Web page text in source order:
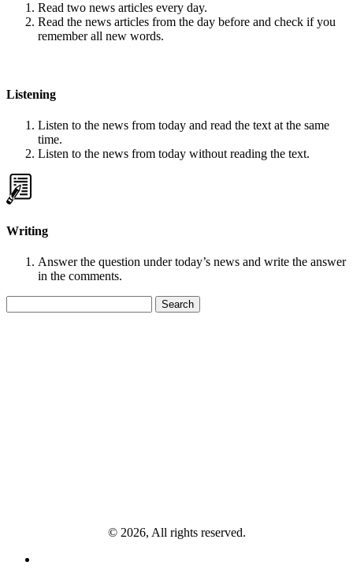
Read two news articles every day.
Read the news articles from the day before and check if you
remember all new words.
Listening
Listen to the news from today and read the text at the same
time.
Listen to the news from today without reading the text.
Writing
Answer the question under today’s news and write the answer
in the comments.
for:
© 2026, All rights reserved.